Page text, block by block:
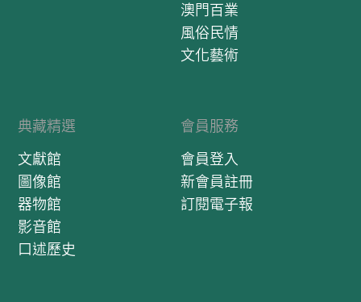
澳門百業
風俗民情
文化藝術
典藏精選
文獻館
圖像館
器物館
影音館
口述歷史
會員服務
會員登入
新會員註冊
訂閱電子報